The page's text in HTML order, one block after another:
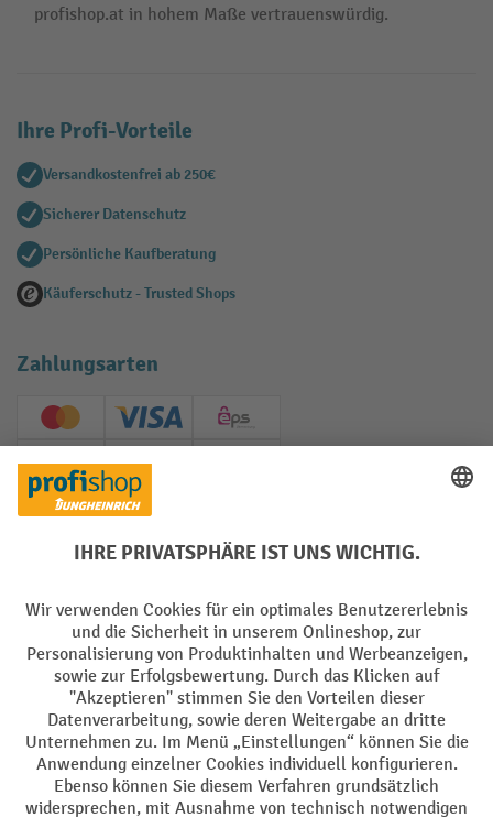
profishop.at in hohem Maße vertrauenswürdig.
Ihre Profi-Vorteile
Versandkostenfrei ab 250€
Sicherer Datenschutz
Persönliche Kaufberatung
Käuferschutz - Trusted Shops
Zahlungsarten
Creditcard (Master)Creditcard (Visa)
EPS
PayPal
Soziale Netzwerke
Impressum Datenschutz
Barrierefreiheit Privacy Settings
Alle Preise exkl. gesetzl. Mehrwertsteuer zzgl.Versandkostenund ggf.
Nachnahmegebühren, wenn nicht anders angegeben.